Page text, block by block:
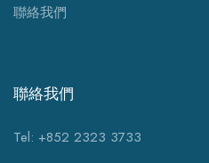
聯絡我們
聯絡我們
Tel: +852 2323 3733